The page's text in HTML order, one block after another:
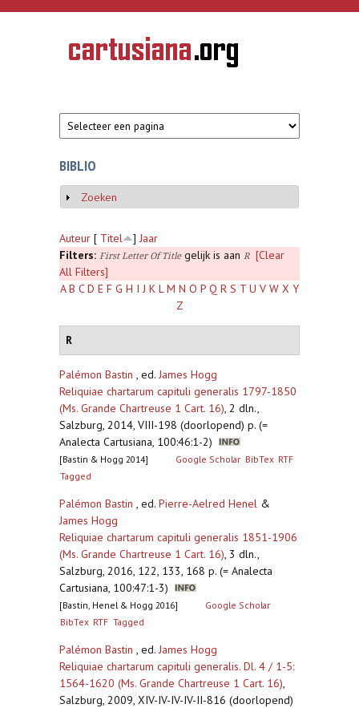
Overslaan en naar de inhoud gaan
CARTUSIANA
Geschiedenis
van de
BIBLIO
Weergeven
Zoeken
Auteur [ Titel ] Jaar
Filters: First Letter Of Titlegelijk is aan R
[Clear
All Filters]
A B C D E F G H I J K L M N O P Q R S T U V W X Y
Z
R
Palémon Bastin , ed. James Hogg
Reliquiae chartarum capituli generalis 1797-1850
(Ms. Grande Chartreuse 1 Cart. 16), 2 dln.,
Salzburg, 2014, VIII-198 (doorlopend) p. (=
Analecta Cartusiana, 100:46:1-2)
[Bastin & Hogg 2014] Google Scholar BibTex RTF
Tagged
Palémon Bastin , ed. Pierre-Aelred Henel &
James Hogg
Reliquiae chartarum capituli generalis 1851-1906
(Ms. Grande Chartreuse 1 Cart. 16), 3 dln.,
Salzburg, 2016, 122, 133, 168 p. (= Analecta
Cartusiana, 100:47:1-3)
[Bastin, Henel & Hogg 2016]
Google Scholar
BibTex RTF Tagged
Palémon Bastin , ed. James Hogg
Reliquiae chartarum capituli generalis. Dl. 4 / 1-5:
1564-1620 (Ms. Grande Chartreuse 1 Cart. 16),
Salzburg, 2009, XIV-IV-IV-IV-II-816 (doorlopend)